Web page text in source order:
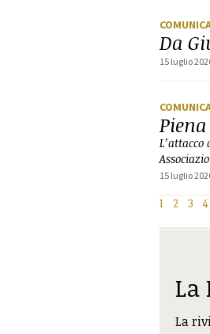
Da
15 luglio
L’attacco
15 luglio
1 2 3 4
La